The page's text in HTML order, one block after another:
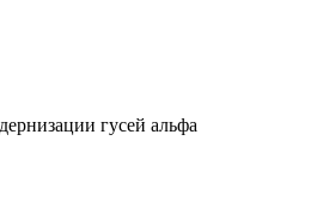
гусей альфа